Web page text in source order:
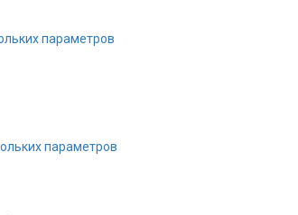
параметров
параметров